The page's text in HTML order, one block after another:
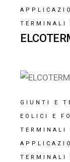
TERMINALI
GIUNTI E
EOLICI E
TERMINALI
TERMINALI